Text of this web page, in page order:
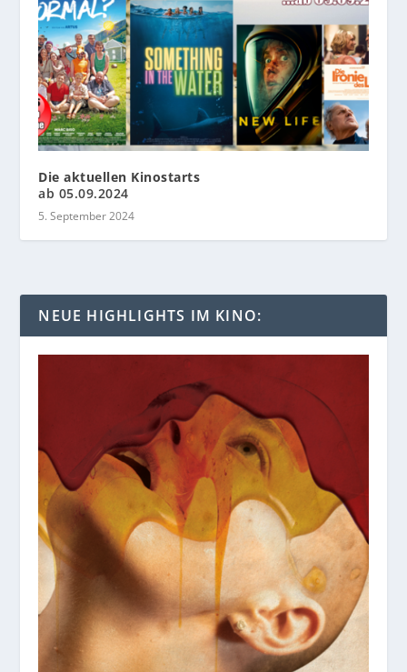
Die aktuellen Kinostarts
ab 05.09.2024
5. September 2024
NEUE HIGHLIGHTS IM KINO: